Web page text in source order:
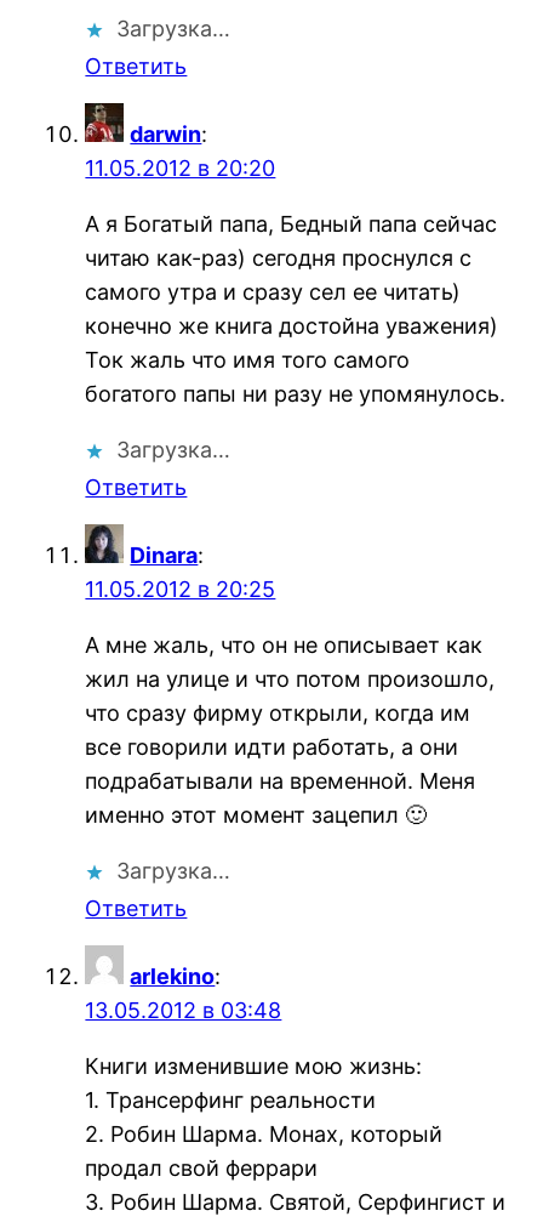
Загрузка…
Ответить
darwin:
11.05.2012 в 20:20
А я Богатый папа, Бедный папа сейчас
читаю как-раз) сегодня проснулся с
самого утра и сразу сел ее читать)
конечно же книга достойна уважения)
Ток жаль что имя того самого
богатого папы ни разу не упомянулось.
Загрузка…
Ответить
Dinara:
11.05.2012 в 20:25
А мне жаль, что он не описывает как
жил на улице и что потом произошло,
что сразу фирму открыли, когда им
все говорили идти работать, а они
подрабатывали на временной. Меня
именно этот момент зацепил 🙂
Загрузка…
Ответить
arlekino:
13.05.2012 в 03:48
Книги изменившие мою жизнь:
1. Трансерфинг реальности
2. Робин Шарма. Монах, который
продал свой феррари
3. Робин Шарма. Святой, Серфингист и